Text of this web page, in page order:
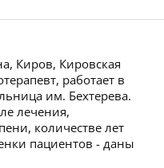
Киров, Кировская
работает в
им. Бехтерева.
лечения,
количестве лет
пациентов - даны